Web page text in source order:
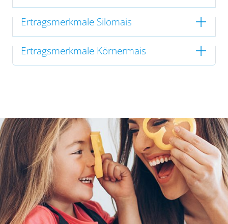
Ertragsmerkmale Silomais
Ertragsmerkmale Körnermais